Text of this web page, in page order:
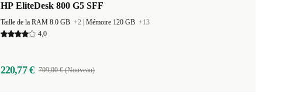
HP EliteDesk 800 G5 SFF
Taille de la RAM 8.0 GB +2 Mémoire 120 GB +13
4,0
220,77 € 709,00 € (Nouveau)